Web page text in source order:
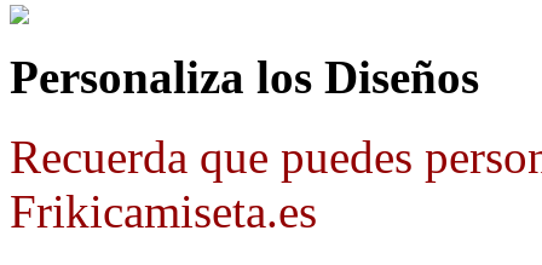
Personaliza los Diseños
Recuerda que puedes
Frikicamiseta.es